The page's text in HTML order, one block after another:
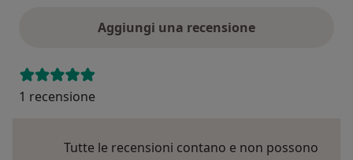
Aggiungi una recensione
1 recensione
Tutte le recensioni contano e non possono